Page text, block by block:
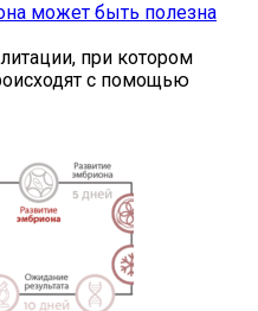
может быть полезна
при котором
с помощью